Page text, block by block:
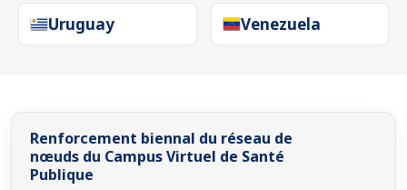
Uruguay Venezuela
Renforcement biennal du réseau de
nœuds du Campus Virtuel de Santé
Publique